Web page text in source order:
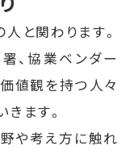
と関わります。
、協業ベンダー
値観を持つ人々
ます。
や考え方に触れ